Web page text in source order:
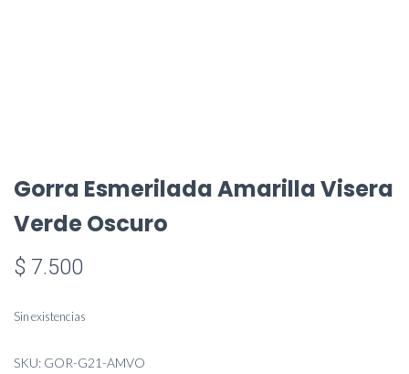
Gorra Esmerilada Amarilla Visera
Verde Oscuro
$ 7.500
Sin existencias
SKU: GOR-G21-AMVO